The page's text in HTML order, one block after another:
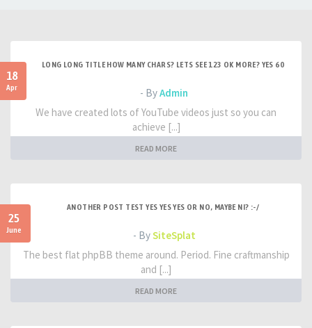
18
Apr
LONG LONG TITLE HOW MANY CHARS? LETS SEE 123 OK MORE? YES 60
- ByAdmin
We have created lots of YouTube videos just so you can
achieve [...]
READ MORE
25
June
ANOTHER POST TEST YES YES YES OR NO, MAYBE NI? :-/
- BySiteSplat
The best flat phpBB theme around. Period. Fine craftmanship
and [...]
READ MORE